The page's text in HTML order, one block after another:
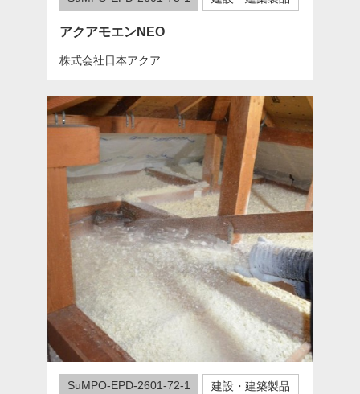
アクアモエンNEO
株式会社日本アクア
SuMPO-EPD-2601-72-1 建設・建築製品